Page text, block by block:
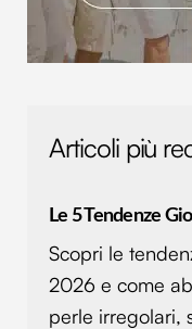
Articoli più
Le 5 Tendenze
Scopri le
2026 e come
perle irregolari,